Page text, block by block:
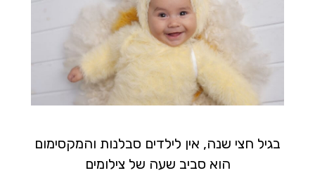
בגיל חצי שנה, אין לילדים סבלנות והמקסימום
הוא סביב שעה של צילומים